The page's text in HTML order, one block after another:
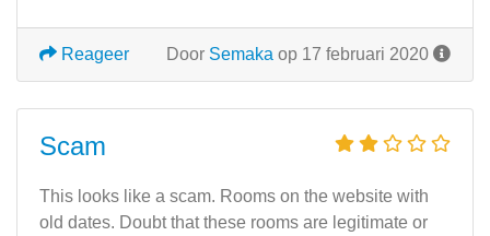
Door Semaka op 17 februari 2020
Reageer
Scam
This looks like a scam. Rooms on the website with
old dates. Doubt that these rooms are legitimate or